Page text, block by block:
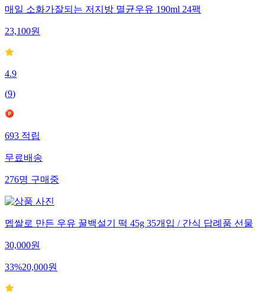
매일 소화가잘되는 저지방 멸균우유 190ml 24팩
23,100원
4.9
(9)
693적립
무료배송
276명구매중
멥쌀로 만든 우유 꿀백설기 떡 45g 35개입 / 간식 답례품 선물
30,000원
33%20,000원